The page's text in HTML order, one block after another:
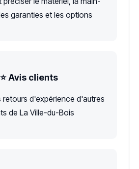
garanties et les options
⭐ Avis clients
retours d'expérience d'autres
de La Ville-du-Bois